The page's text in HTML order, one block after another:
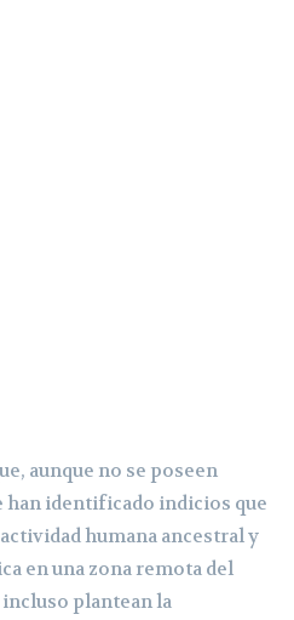
aunque no se poseen
han identificado indicios que
humana ancestral y
en una zona remota del
plantean la